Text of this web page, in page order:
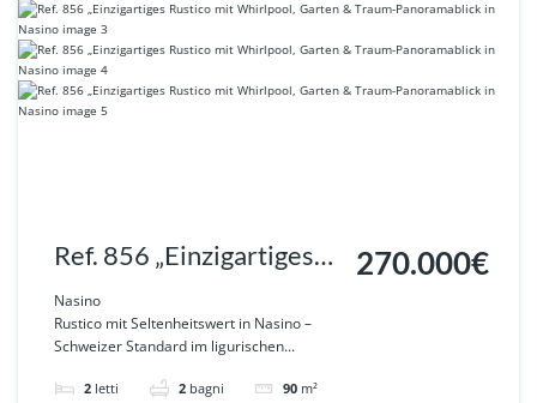
Ref. 856 „Einzigartiges
Rustico mit Whirlpool,
Garten & Traum-
Panoramablick in Nasino
Nasino
Rustico mit Seltenheitswert in Nasino –
Schweizer Standard im ligurischen...
2 letti 2 bagni 90 m²
270.000€